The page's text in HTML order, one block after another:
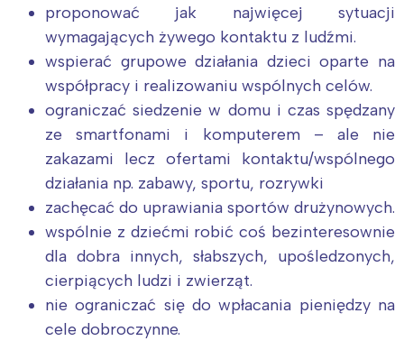
proponować jak najwięcej sytuacji
wymagających żywego kontaktu z ludźmi.
wspierać grupowe działania dzieci oparte na
współpracy i realizowaniu wspólnych celów.
ograniczać siedzenie w domu i czas spędzany
ze smartfonami i komputerem – ale nie
zakazami lecz ofertami kontaktu/wspólnego
działania np. zabawy, sportu, rozrywki
zachęcać do uprawiania sportów drużynowych.
wspólnie z dziećmi robić coś bezinteresownie
dla dobra innych, słabszych, upośledzonych,
cierpiących ludzi i zwierząt.
nie ograniczać się do wpłacania pieniędzy na
cele dobroczynne.